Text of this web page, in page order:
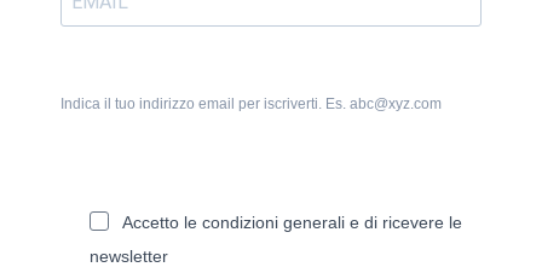
Indica il tuo indirizzo email per iscriverti. Es. abc@xyz.com
Accetto le condizioni generali e di ricevere le
newsletter